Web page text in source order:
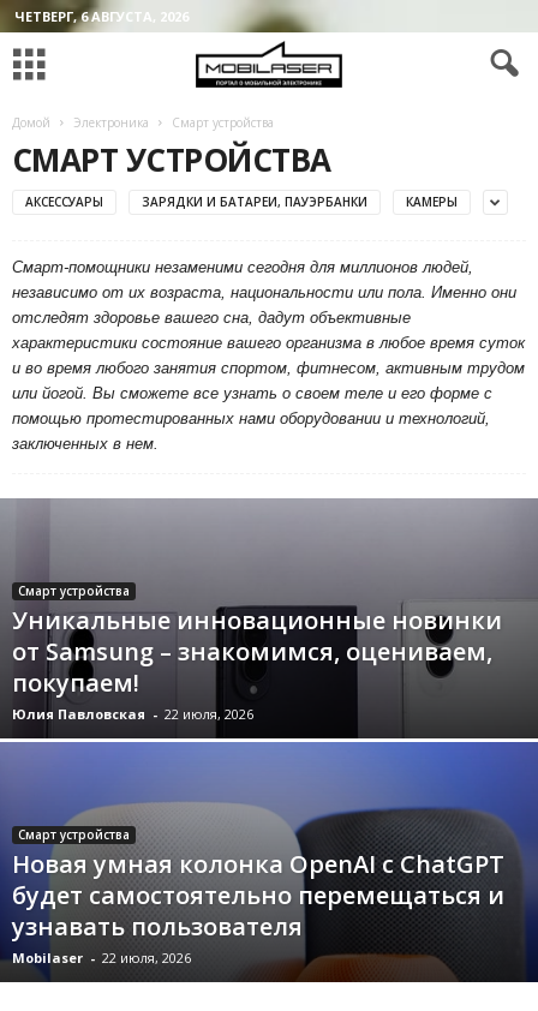
ЧЕТВЕРГ, 6 АВГУСТА, 2026
Домой Электроника Смарт устройства
СМАРТ УСТРОЙСТВА
АКСЕССУАРЫ ЗАРЯДКИ И БАТАРЕИ, ПАУЭРБАНКИ КАМЕРЫ
Смарт-помощники незаменими сегодня для миллионов людей,
независимо от их возраста, национальности или пола. Именно они
отследят здоровье вашего сна, дадут объективные
характеристики состояние вашего организма в любое время суток
и во время любого занятия спортом, фитнесом, активным трудом
или йогой. Вы сможете все узнать о своем теле и его форме с
помощью протестированных нами оборудовании и технологий,
заключенных в нем.
Смарт устройства
Уникальные инновационные новинки
от Samsung – знакомимся, оцениваем,
покупаем!
Юлия Павловская - 22 июля, 2026
Смарт устройства
Новая умная колонка OpenAI с ChatGPT
будет самостоятельно перемещаться и
узнавать пользователя
Mobilaser - 22 июля, 2026